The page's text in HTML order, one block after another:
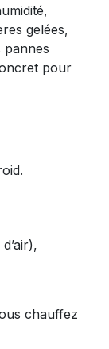
gelées,
pannes
pour
chauffez